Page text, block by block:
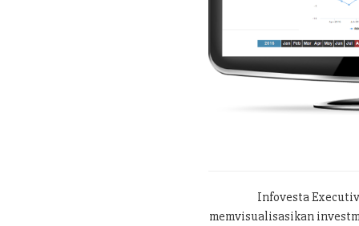
Infovesta
memvisualisasikan